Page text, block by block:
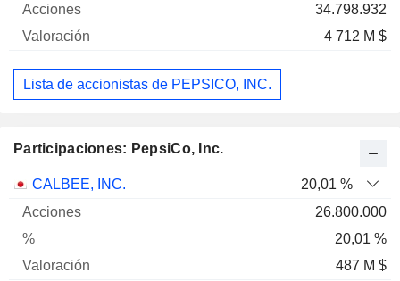
34.798.932
4 712 M $
Lista de accionistas de PEPSICO, INC.
Participaciones: PepsiCo, Inc.
Nombre Acciones
CALBEE, INC.
20,01 %
26.800.000
20,01 %
487 M $